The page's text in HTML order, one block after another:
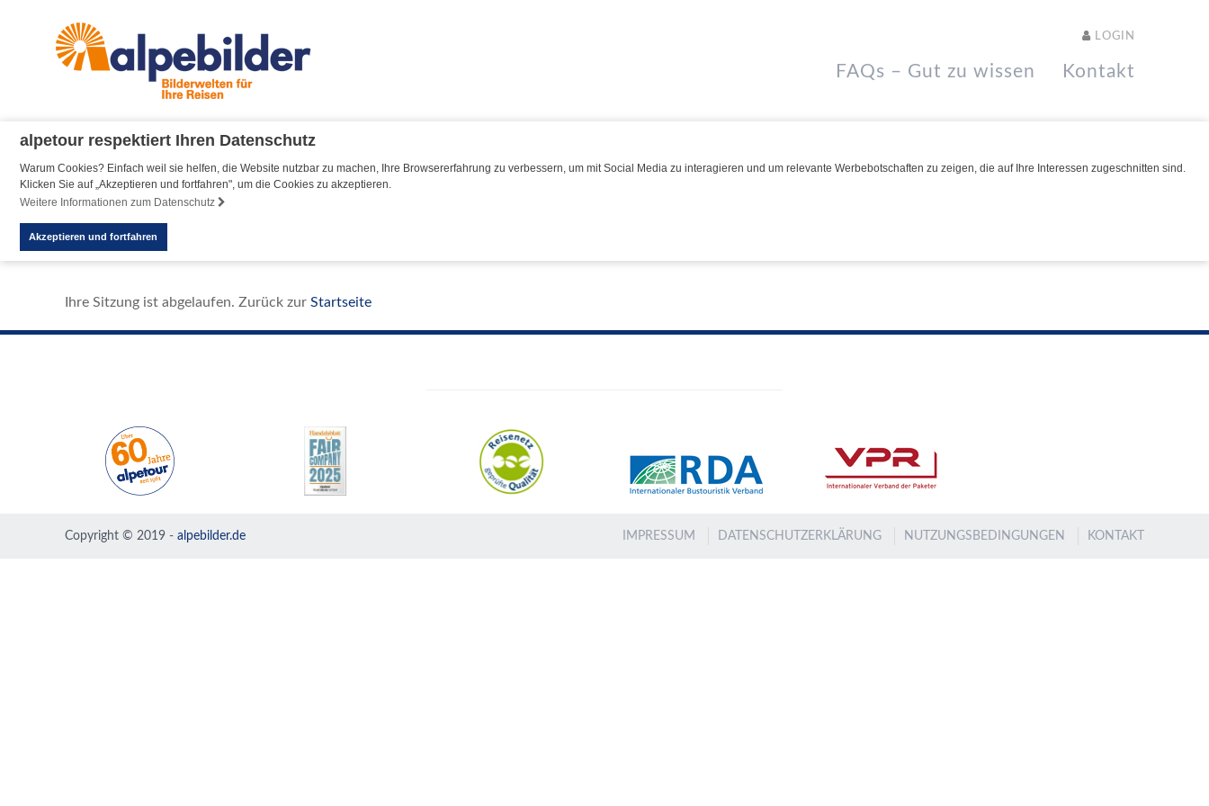
alpetour respektiert Ihren Datenschutz
Warum Cookies? Einfach weil sie helfen, die Website nutzbar zu machen, Ihre Browsererfahrung zu verbessern, um mit Social Media zu interagieren und um relevante Werbebotschaften zu zeigen, die auf Ihre Interessen zugeschnitten sind.
Klicken Sie auf „Akzeptieren und fortfahren", um die Cookies zu akzeptieren.
Weitere Informationen zum Datenschutz
Akzeptieren und fortfahren
LOGIN
FAQs – Gut zu wissen Kontakt
Ihre Sitzung ist abgelaufen. Zurück zur Startseite
Copyright © 2019 - alpebilder.de IMPRESSUM DATENSCHUTZERKLÄRUNG NUTZUNGSBEDINGUNGEN KONTAKT